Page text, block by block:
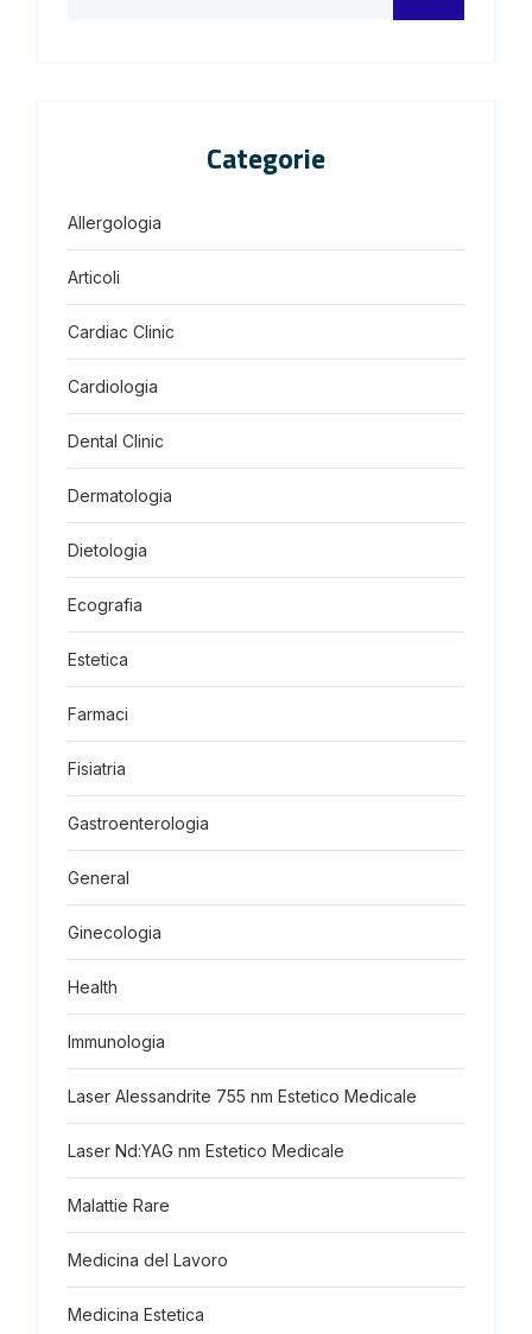
Categorie
Allergologia
Articoli
Cardiac Clinic
Cardiologia
Dental Clinic
Dermatologia
Dietologia
Ecografia
Estetica
Farmaci
Fisiatria
Gastroenterologia
General
Ginecologia
Health
Immunologia
Laser Alessandrite 755 nm Estetico Medicale
Laser Nd:YAG nm Estetico Medicale
Malattie Rare
Medicina del Lavoro
Medicina Estetica